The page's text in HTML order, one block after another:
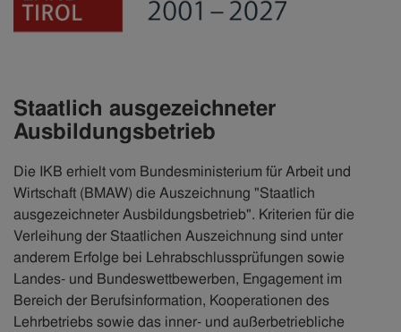
Staatlich ausgezeichneter
Ausbildungsbetrieb
Die IKB erhielt vom Bundesministerium für Arbeit und
Wirtschaft (BMAW) die Auszeichnung "Staatlich
ausgezeichneter Ausbildungsbetrieb". Kriterien für die
Verleihung der Staatlichen Auszeichnung sind unter
anderem Erfolge bei Lehrabschlussprüfungen sowie
Landes- und Bundeswettbewerben, Engagement im
Bereich der Berufsinformation, Kooperationen des
Lehrbetriebs sowie das inner- und außerbetriebliche